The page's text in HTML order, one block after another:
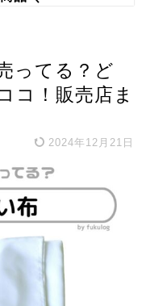
ってる？ど
コ！販売店ま
2024年12月21日